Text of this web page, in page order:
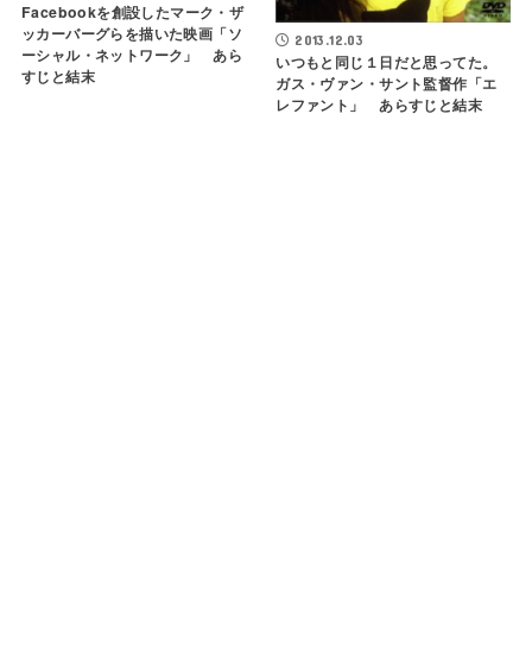
Facebookを創設したマーク・ザ
ッカーバーグらを描いた映画「ソ
ーシャル・ネットワーク」 あら
すじと結末
2013.12.03
いつもと同じ１日だと思ってた。
ガス・ヴァン・サント監督作「エ
レファント」 あらすじと結末